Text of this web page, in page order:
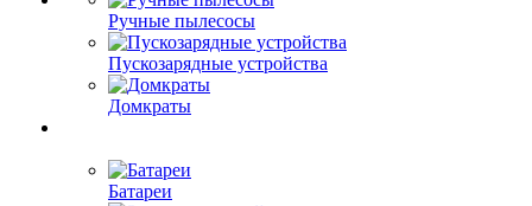
Ручные пылесосы
Пускозарядные устройства
Домкраты
Батареи